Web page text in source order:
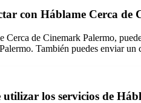
con Háblame Cerca de
Cerca de Cinemark Palermo,
También puedes enviar
utilizar los servicios de